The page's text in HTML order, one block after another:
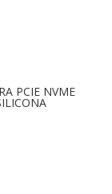
PCIE NVME